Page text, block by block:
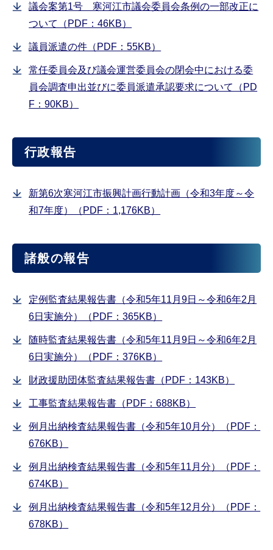
議会案第1号 寒河江市議会委員会条例の一部改正に
ついて（PDF：46KB）
議員派遣の件（PDF：55KB）
常任委員会及び議会運営委員会の閉会中における委
員会調査申出並びに委員派遣承認要求について（PD
F：90KB）
行政報告
新第6次寒河江市振興計画行動計画（令和3年度～令
和7年度）（PDF：1,176KB）
諸般の報告
定例監査結果報告書（令和5年11月9日～令和6年2月
6日実施分）（PDF：365KB）
随時監査結果報告書（令和5年11月9日～令和6年2月
6日実施分）（PDF：376KB）
財政援助団体監査結果報告書（PDF：143KB）
工事監査結果報告書（PDF：688KB）
例月出納検査結果報告書（令和5年10月分）（PDF：
676KB）
例月出納検査結果報告書（令和5年11月分）（PDF：
674KB）
例月出納検査結果報告書（令和5年12月分）（PDF：
678KB）